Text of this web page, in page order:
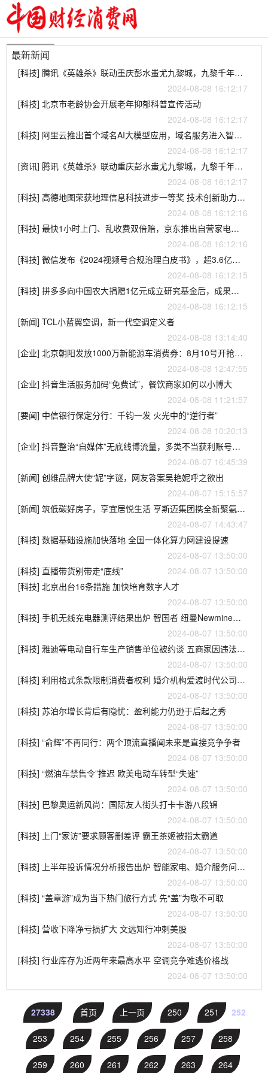
最新新闻
[科技] 腾讯《英雄杀》联动重庆彭水蚩尤九黎城，九黎千年再现风华！
2024-08-08 16:12:17
[科技] 北京市老龄协会开展老年抑郁科普宣传活动
2024-08-08 16:12:17
[科技] 阿里云推出首个域名AI大模型应用，域名服务进入智能化时代
2024-08-08 16:12:17
[资讯] 腾讯《英雄杀》联动重庆彭水蚩尤九黎城，九黎千年再现风华！
2024-08-08 16:12:17
[科技] 高德地图荣获地理信息科技进步一等奖 技术创新助力行业发展
2024-08-08 16:12:16
[科技] 最快1小时上门、乱收费双倍赔，京东推出自营家电维修服务
2024-08-08 16:12:16
[科技] 微信发布《2024视频号合规治理白皮书》，超3.6亿作品声明原创
2024-08-08 16:12:15
[科技] 拼多多向中国农大捐赠1亿元成立研究基金后，成果接连登上《细胞》《自然》等国际顶刊
2024-08-08 16:12:15
[新闻] TCL小蓝翼空调，新一代空调定义者
2024-08-08 13:14:40
[企业] 北京朝阳发放1000万新能源车消费券：8月10号开抢，最高可领5000元
2024-08-08 12:47:55
[企业] 抖音生活服务加码“免费试”，餐饮商家如何以小博大
2024-08-08 11:21:57
[要闻] 中信银行保定分行：千钧一发 火光中的“逆行者”
2024-08-08 10:20:13
[企业] 抖音整治“自媒体”无底线博流量，多类不当获利账号遭处罚
2024-08-07 16:45:39
[新闻] 创维品牌大使“妮”字谜，网友答案吴艳妮呼之欲出
2024-08-07 15:15:57
[新闻] 筑低碳好房子，享宜居悦生活 亨斯迈集团携全新聚氨酯建筑材料亮相2024中国建筑节能展
2024-08-07 14:43:47
[科技] 数据基础设施加快落地 全国一体化算力网建设提速
2024-08-07 13:50:00
[科技] 直播带货别带走“底线”
2024-08-07 13:50:00
[科技] 北京出台16条措施 加快培育数字人才
2024-08-07 13:50:00
[科技] 手机无线充电器测评结果出炉 智国者 纽曼Newmine等6款样品未通过安全测试
2024-08-07 13:50:00
[科技] 雅迪等电动自行车生产销售单位被约谈 五商家因违法拼改装遭罚
2024-08-07 13:50:00
[科技] 利用格式条款限制消费者权利 婚介机构爱渡时代公司被处罚
2024-08-07 13:50:00
[科技] 苏泊尔增长背后有隐忧：盈利能力仍逊于后起之秀
2024-08-07 13:50:00
[科技] “俞辉”不再同行：两个顶流直播闻未来是直接竞争争者
2024-08-07 13:50:00
[科技] “燃油车禁售令”推迟 欧美电动车转型“失速”
2024-08-07 13:50:00
[科技] 巴黎奥运新风尚：国际友人街头打卡卡游八段锦
2024-08-07 13:50:00
[科技] 上门“家访”要求顾客删差评 霸王茶姬被指太霸道
2024-08-07 13:50:00
[科技] 上半年投诉情况分析报告出炉 智能家电、婚介服务问题多
2024-08-07 13:50:00
[科技] “盖章游”成为当下热门旅行方式 先“盖”为敬不可取
2024-08-07 13:50:00
[科技] 营收下降净亏损扩大 文远知行冲刺美股
2024-08-07 13:50:00
[科技] 行业库存为近两年来最高水平 空调竞争难逃价格战
2024-08-07 13:50:00
27338 首页 上一页 250 251 252
253 254 255 256 257 258
259 260 261 262 263 264